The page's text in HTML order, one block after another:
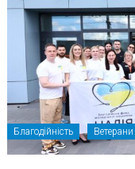
Благодійність Ветерани